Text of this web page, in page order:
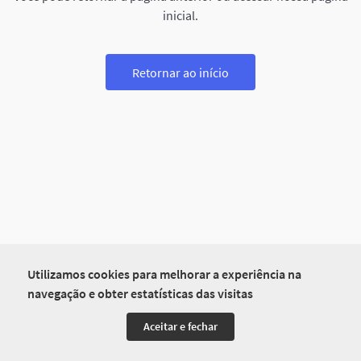
Utilizamos cookies para melhorar a experiência na
navegação e obter estatísticas das visitas
Aceitar e fechar
inicial.
Retornar ao início